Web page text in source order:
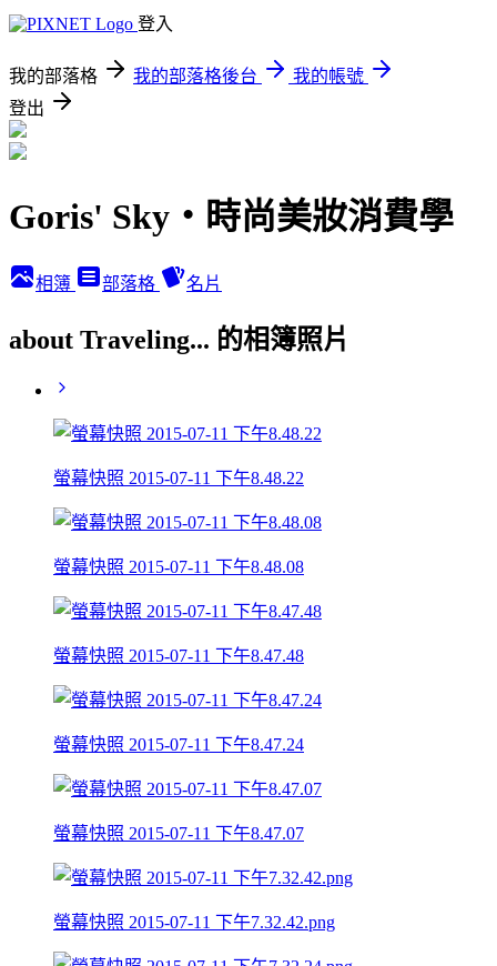
登入
我的部落格 我的部落格後台
我的帳號
登出
Goris' Sky‧時尚美妝消費學
相簿 部落格 名片
about Traveling... 的相簿照片
螢幕快照 2015-07-11 下午8.48.22
螢幕快照 2015-07-11 下午8.48.08
螢幕快照 2015-07-11 下午8.47.48
螢幕快照 2015-07-11 下午8.47.24
螢幕快照 2015-07-11 下午8.47.07
螢幕快照 2015-07-11 下午7.32.42.png